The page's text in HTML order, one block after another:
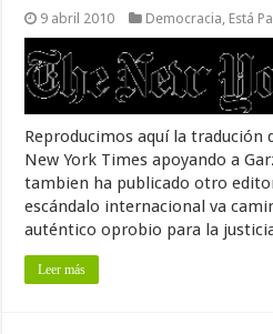
9 abril 2010 Democracia, Está
Reproducimos aquí la tradución
New York Times apoyando a
tambien ha publicado otro
escándalo internacional va
auténtico oprobio para la
Leer más